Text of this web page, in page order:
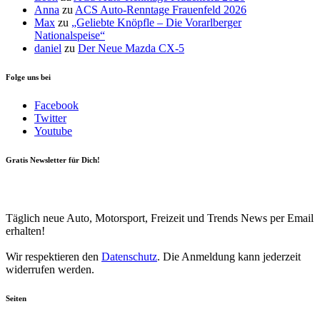
Anna zu ACS Auto-Renntage Frauenfeld 2026
Max zu „Geliebte Knöpfle – Die Vorarlberger
Nationalspeise“
daniel zu Der Neue Mazda CX-5
Folge uns bei
Facebook
Twitter
Youtube
Gratis Newsletter für Dich!
Täglich neue Auto, Motorsport, Freizeit und Trends News per Email
erhalten!
Wir respektieren den Datenschutz. Die Anmeldung kann jederzeit
widerrufen werden.
Seiten